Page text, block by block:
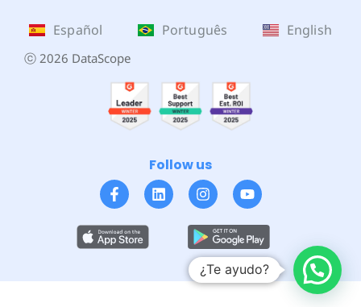
Español Português English
ⓒ 2026 DataScope
Follow us
¿Te ayudo?